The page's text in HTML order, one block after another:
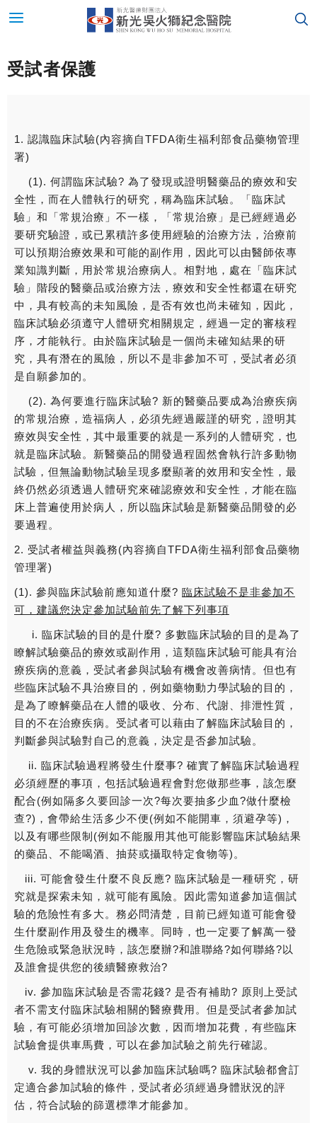
受試者保護
1. 認識臨床試驗(內容摘自TFDA衛生福利部食品藥物管理
署)
(1). 何謂臨床試驗? 為了發現或證明醫藥品的療效和安
全性，而在人體執行的研究，稱為臨床試驗。「臨床試
驗」和「常規治療」不一樣，「常規治療」是已經經過必
要研究驗證，或已累積許多使用經驗的治療方法，治療前
可以預期治療效果和可能的副作用，因此可以由醫師依專
業知識判斷，用於常規治療病人。相對地，處在「臨床試
驗」階段的醫藥品或治療方法，療效和安全性都還在研究
中，具有較高的未知風險，是否有效也尚未確知，因此，
臨床試驗必須遵守人體研究相關規定，經過一定的審核程
序，才能執行。由於臨床試驗是一個尚未確知結果的研
究，具有潛在的風險，所以不是非參加不可，受試者必須
是自願參加的。
(2). 為何要進行臨床試驗? 新的醫藥品要成為治療疾病
的常規治療，造福病人，必須先經過嚴謹的研究，證明其
療效與安全性，其中最重要的就是一系列的人體研究，也
就是臨床試驗。新醫藥品的開發過程固然會執行許多動物
試驗，但無論動物試驗呈現多麼顯著的效用和安全性，最
終仍然必須透過人體研究來確認療效和安全性，才能在臨
床上普遍使用於病人，所以臨床試驗是新醫藥品開發的必
要過程。
2. 受試者權益與義務(內容摘自TFDA衛生福利部食品藥物
管理署)
(1). 參與臨床試驗前應知道什麼? 臨床試驗不是非參加不
可，建議您決定參加試驗前先了解下列事項
i. 臨床試驗的目的是什麼? 多數臨床試驗的目的是為了
瞭解試驗藥品的療效或副作用，這類臨床試驗可能具有治
療疾病的意義，受試者參與試驗有機會改善病情。但也有
些臨床試驗不具治療目的，例如藥物動力學試驗的目的，
是為了瞭解藥品在人體的吸收、分布、代謝、排泄性質，
目的不在治療疾病。受試者可以藉由了解臨床試驗目的，
判斷參與試驗對自己的意義，決定是否參加試驗。
ii. 臨床試驗過程將發生什麼事? 確實了解臨床試驗過程
必須經歷的事項，包括試驗過程會對您做那些事，該怎麼
配合(例如隔多久要回診一次?每次要抽多少血?做什麼檢
查?)，會帶給生活多少不便(例如不能開車，須避孕等)，
以及有哪些限制(例如不能服用其他可能影響臨床試驗結果
的藥品、不能喝酒、抽菸或攝取特定食物等)。
iii. 可能會發生什麼不良反應? 臨床試驗是一種研究，研
究就是探索未知，就可能有風險。因此需知道參加這個試
驗的危險性有多大。務必問清楚，目前已經知道可能會發
生什麼副作用及發生的機率。同時，也一定要了解萬一發
生危險或緊急狀況時，該怎麼辦?和誰聯絡?如何聯絡?以
及誰會提供您的後續醫療救治?
iv. 參加臨床試驗是否需花錢? 是否有補助? 原則上受試
者不需支付臨床試驗相關的醫療費用。但是受試者參加試
驗，有可能必須增加回診次數，因而增加花費，有些臨床
試驗會提供車馬費，可以在參加試驗之前先行確認。
v. 我的身體狀況可以參加臨床試驗嗎? 臨床試驗都會訂
定適合參加試驗的條件，受試者必須經過身體狀況的評
估，符合試驗的篩選標準才能參加。